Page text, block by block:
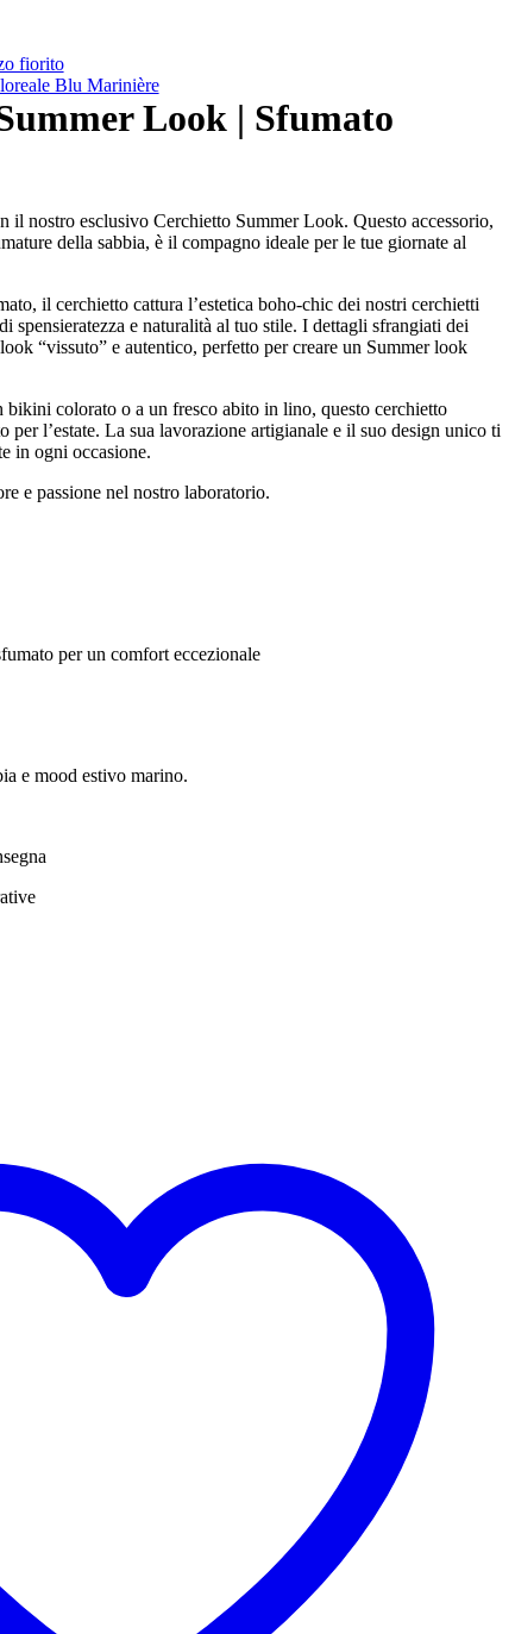
fiorito
Blu Marinière
Look | Sfumato
il nostro esclusivo Cerchietto Summer Look. Questo accessorio,
della sabbia, è il compagno ideale per le tue giornate al
il cerchietto cattura l’estetica boho-chic dei nostri cerchietti
spensieratezza e naturalità al tuo stile. I dettagli sfrangiati dei
“vissuto” e autentico, perfetto per creare un Summer look
bikini colorato o a un fresco abito in lino, questo cerchietto
per l’estate. La sua lavorazione artigianale e il suo design unico ti
in ogni occasione.
e passione nel nostro laboratorio.
per un comfort eccezionale
e mood estivo marino.